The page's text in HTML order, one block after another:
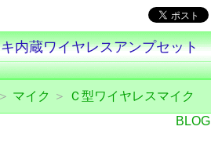
内蔵ワイヤレスアンプセット
マイク ＞
Ｃ型ワイヤレスマイク
BLOG